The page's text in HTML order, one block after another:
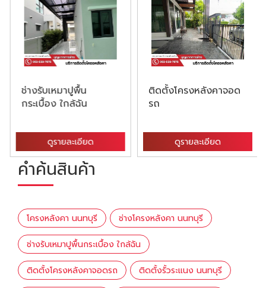
ช่างรับเหมาปูพื้น
กระเบื้อง ใกล้ฉัน
ดูรายละเอียด
ติดตั้งโครงหลังคาจอด
รถ
ดูรายละเอียด
คำค้นสินค้า
โครงหลังคา นนทบุรี ช่างโครงหลังคา นนทบุรี
ช่างรับเหมาปูพื้นกระเบื้อง ใกล้ฉัน
ติดตั้งโครงหลังคาจอดรถ ติดตั้งรั้วระแนง นนทบุรี